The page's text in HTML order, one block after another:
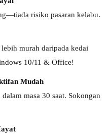
risiko pasaran kelabu.
murah daripada kedai
10/11 & Office!
Mudah
masa 30 saat. Sokongan